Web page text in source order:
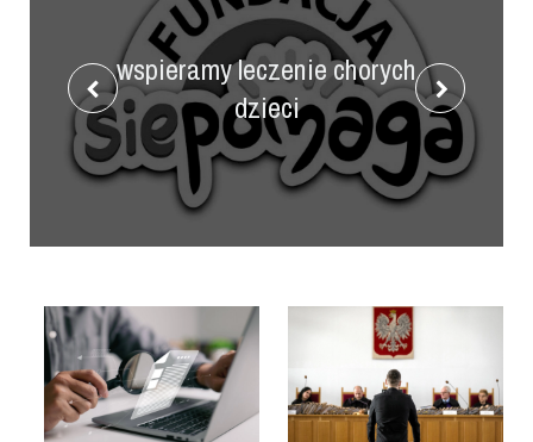
wspieramy leczenie chorych
dzieci